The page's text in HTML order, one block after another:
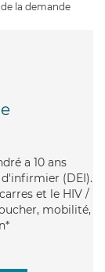
la demande
a 10 ans
(DEI).
et le HIV /
mobilité,